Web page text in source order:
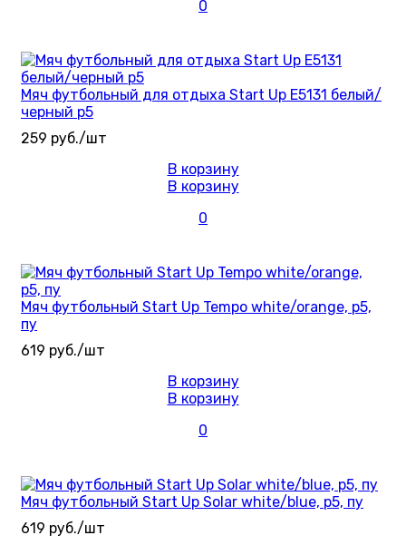
0
Мяч футбольный для отдыха Start Up E5131 белый/
черный р5
259 руб./шт
В корзину
В корзину
0
Мяч футбольный Start Up Tempo white/orange, р5,
пу
619 руб./шт
В корзину
В корзину
0
Мяч футбольный Start Up Solar white/blue, р5, пу
619 руб./шт